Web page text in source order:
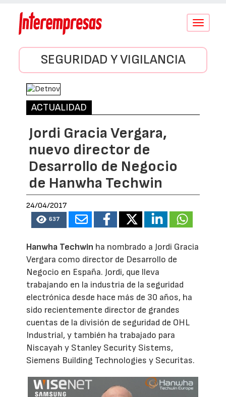
Conmutar
SEGURIDAD Y VIGILANCIA
ACTUALIDAD
Jordi Gracia Vergara,
nuevo director de
Desarrollo de Negocio
de Hanwha Techwin
24/04/2017
637
Hanwha Techwin ha nombrado a Jordi Gracia
Vergara como director de Desarrollo de
Negocio en España. Jordi, que lleva
trabajando en la industria de la seguridad
electrónica desde hace más de 30 años, ha
sido recientemente director de grandes
cuentas de la división de seguridad de OHL
Industrial, y también ha trabajado para
Niscayah y Stanley Security Sistems,
Siemens Building Technologies y Securitas.